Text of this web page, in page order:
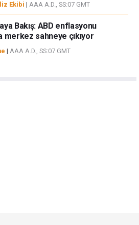
Ekibi | AAA A.D., SS:07 GMT
Bakış: ABD enflasyonu
sahneye çıkıyor
| AAA A.D., SS:07 GMT